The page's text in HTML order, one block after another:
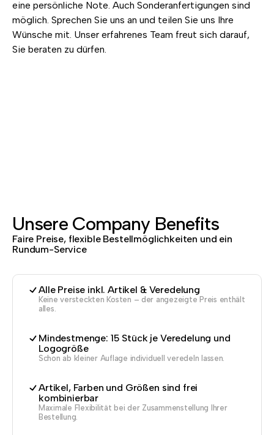
eine persönliche Note. Auch Sonderanfertigungen sind
möglich. Sprechen Sie uns an und teilen Sie uns Ihre
Wünsche mit. Unser erfahrenes Team freut sich darauf,
Sie beraten zu dürfen.
Unsere Company Benefits
Faire Preise, flexible Bestellmöglichkeiten und ein
Rundum-Service
Alle Preise inkl. Artikel & Veredelung
Keine versteckten Kosten – der angezeigte Preis enthält
alles.
Mindestmenge: 15 Stück je Veredelung und
Logogröße
Schon ab kleiner Auflage individuell veredeln lassen.
Artikel, Farben und Größen sind frei
kombinierbar
Maximale Flexibilität bei der Zusammenstellung Ihrer
Bestellung.